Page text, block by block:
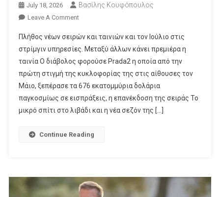
July 18, 2026 Βασίλης Κουφόπουλος
Leave A CommentOn
Νέες
Σειρές
Σε
Netflix,
Apple
TV,
Cosmote
Πλήθος νέων σειρών και ταινιών και τον Ιούλιο στις
στρίμγιν υπηρεσίες. Μεταξύ άλλων κάνει πρεμιέρα η
ταινία Ο διάβολος φορούσε Prada2 η οποία από την
πρώτη στιγμή της κυκλοφορίας της στις αίθουσες τον
Μάιο, ξεπέρασε τα 676 εκατομμύρια δολάρια
παγκοσμίως σε εισπράξεις, η επανέκδοση της σειράς Το
μικρό σπίτι στο λιβάδι και η νέα σεζόν της […]
Continue Reading